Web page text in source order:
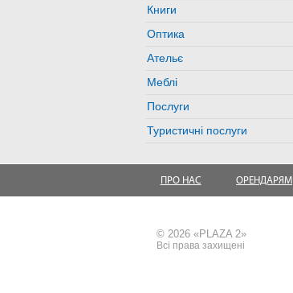
Книги
Оптика
Ательє
Меблі
Послуги
Туристичні послуги
ПРО НАС ОРЕНДАРЯМ
© 2026 «PLAZA 2»
Всі права захищені